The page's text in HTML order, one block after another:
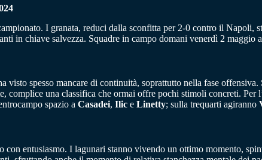
I granata, reduci dalla sconfitta per 2-0 contro il Napoli,
in chiave salvezza. Squadre in campo domani venerdì 2 maggio
visto spesso mancare di continuità, soprattutto nella fase
complice una classifica che ormai offre pochi stimoli concreti.
spazio a Casadei, Ilic e Linetty; sulla trequarti agiranno
entusiasmo. I lagunari stanno vivendo un ottimo momento,